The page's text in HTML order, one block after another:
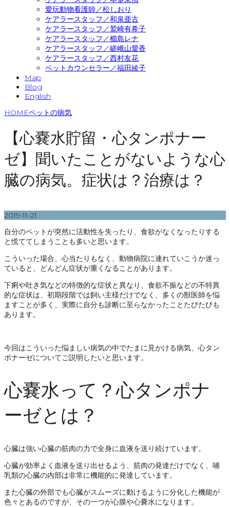
愛玩動物看護師／松しおり
ケアラースタッフ／和泉亜古
ケアラースタッフ／鷲崎有希子
ケアラースタッフ／櫛島レナ
ケアラースタッフ／嵯峨山愛香
ケアラースタッフ／西村友花
ペットカウンセラー／福田綾子
Map
Blog
English
HOMEペットの病気
【心嚢水貯留・心タンポナー
ゼ】聞いたことがないような心
臓の病気。症状は？治療は？
2019-11-21
自分のペットが突然に活動性を失ったり、食欲がなくなったりする
と慌ててしまうことも多いと思います。
こういった場合、心当たりもなく、動物病院に連れていこうか迷っ
ていると、どんどん症状が重くなることがあります。
下痢や吐き気などの特徴的な症状と異なり、食欲不振などの不特異
的な症状は、初期段階では飼い主様だけでなく、多くの獣医師を悩
ますことが多く、実際に自分も診断に至らなかったことたびたびも
あります。
今回はこういった悩ましい病気の中でたまに見かける病気、心タン
ポナーゼについてご説明したいと思います。
心嚢水って？心タンポナ
ーゼとは？
心臓は強い心臓の筋肉の力で全身に血液を送り続けています。
心臓が効率よく血液を送り出せるよう、筋肉の発達だけでなく、哺
乳類の心臓の内部は非常に機能的に発達しています。
また心臓の外部でも心臓がスムーズに動けるように分化した機能が
色々とあるのですが、その一つが心膜や心嚢水になります。